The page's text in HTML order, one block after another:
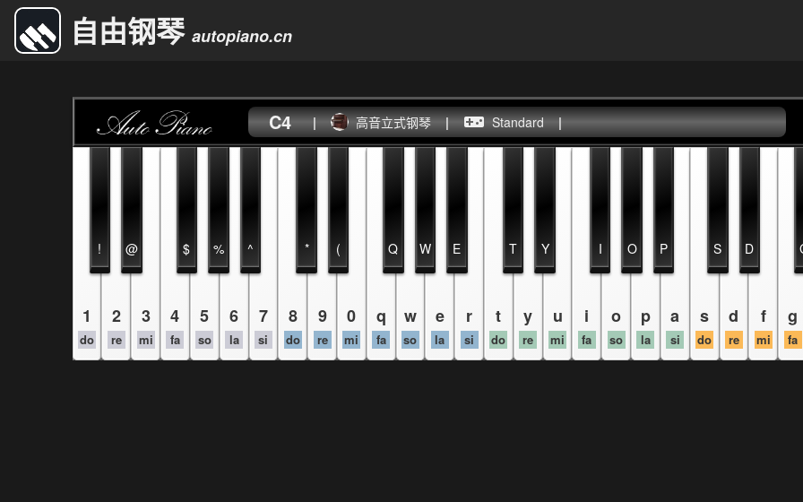
自由钢琴 autopiano.cn
C4 | 高音立式钢琴 | Standard |
1
do
2
re
3
mi
4
fa
5
so
6
la
7
si
8
do
9
re
0
mi
q
fa
w
so
e
la
r
si
t
do
y
re
u
mi
i
fa
o
so
p
la
a
si
s
do
d
re
f
mi
g
fa
! @ $ % ^ * ( Q W E T Y I O P S D